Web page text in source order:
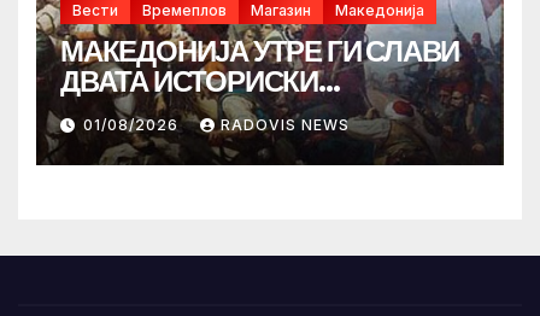
Вести Времеплов Магазин Македонија
МАКЕДОНИЈА УТРЕ ГИ СЛАВИ
ДВАТА ИСТОРИСКИ
ИЛИНДЕНА!
01/08/2026 RADOVIS NEWS